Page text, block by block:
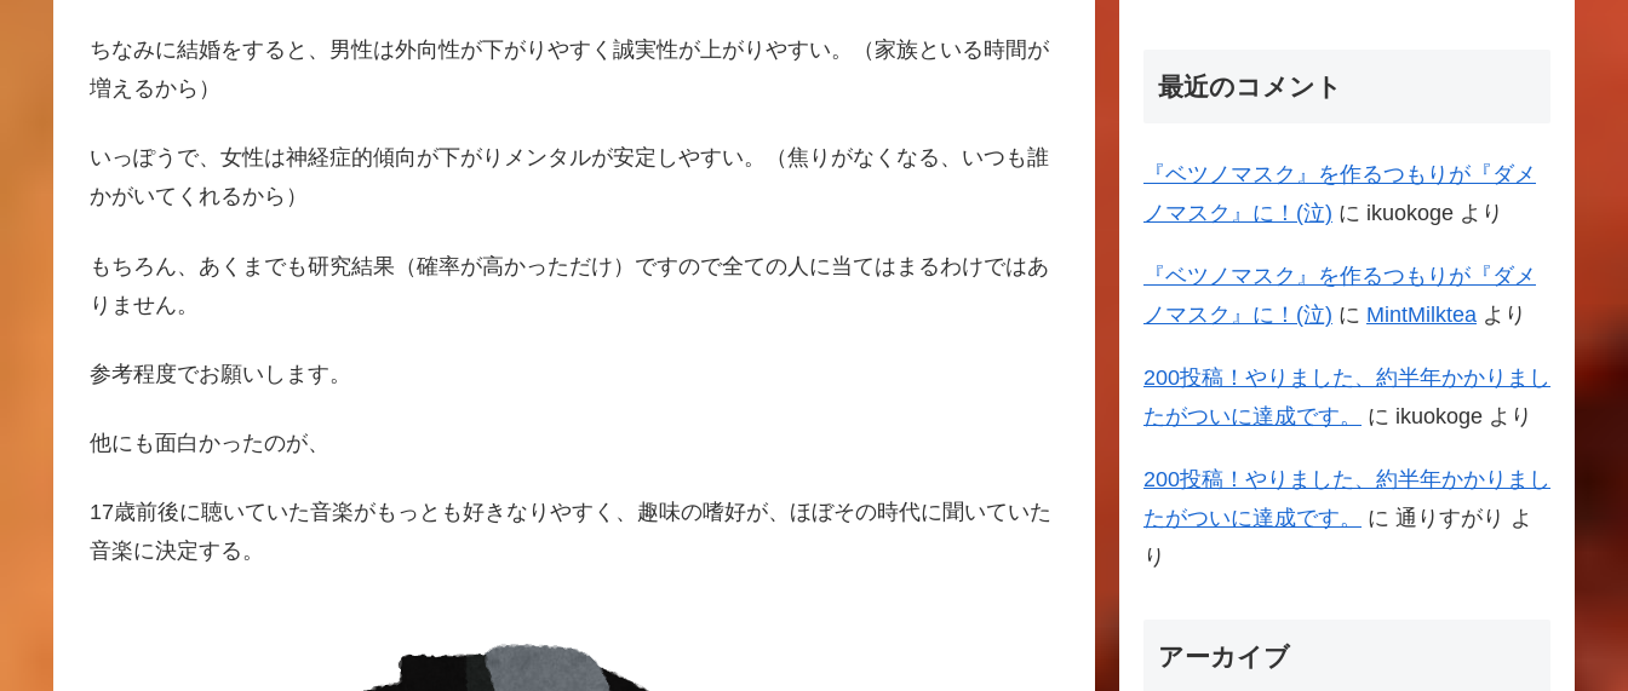
ちなみに結婚をすると、男性は外向性が下がりやすく誠実性が上がりやすい。（家族といる時間が
増えるから）
いっぽうで、女性は神経症的傾向が下がりメンタルが安定しやすい。（焦りがなくなる、いつも誰
かがいてくれるから）
もちろん、あくまでも研究結果（確率が高かっただけ）ですので全ての人に当てはまるわけではあ
りません。
参考程度でお願いします。
他にも面白かったのが、
17歳前後に聴いていた音楽がもっとも好きなりやすく、趣味の嗜好が、ほぼその時代に聞いていた
音楽に決定する。
最近のコメント
『ベツノマスク』を作るつもりが『ダメ
ノマスク』に！(泣) に ikuokoge より
『ベツノマスク』を作るつもりが『ダメ
ノマスク』に！(泣) に MintMilktea より
200投稿！やりました、約半年かかりまし
たがついに達成です。
に ikuokoge より
200投稿！やりました、約半年かかりまし
たがついに達成です。
に 通りすがり よ
り
アーカイブ